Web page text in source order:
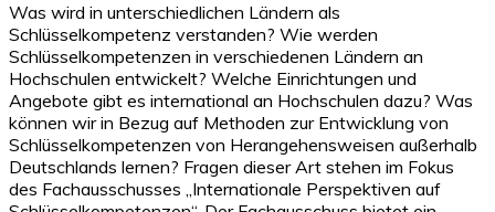
Was wird in unterschiedlichen Ländern als
Schlüsselkompetenz verstanden? Wie werden
Schlüsselkompetenzen in verschiedenen Ländern an
Hochschulen entwickelt? Welche Einrichtungen und
Angebote gibt es international an Hochschulen dazu? Was
können wir in Bezug auf Methoden zur Entwicklung von
Schlüsselkompetenzen von Herangehensweisen außerhalb
Deutschlands lernen? Fragen dieser Art stehen im Fokus
des Fachausschusses „Internationale Perspektiven auf